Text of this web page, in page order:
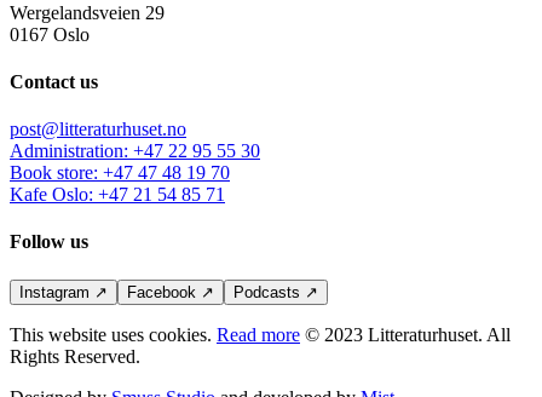
Wergelandsveien 29
0167 Oslo
Contact us
post@litteraturhuset.no
Administration: +47 22 95 55 30
Book store: +47 47 48 19 70
Kafe Oslo: +47 21 54 85 71
Follow us
Instagram ↗ Facebook ↗ Podcasts ↗
This website uses cookies. Read more © 2023 Litteraturhuset. All
Rights Reserved.